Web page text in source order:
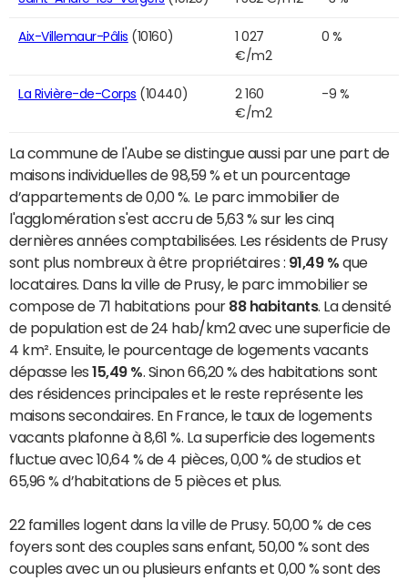
Aix-Villemaur-Pâlis (10160)
1 027
€/m2
0 %
La Rivière-de-Corps (10440)
2 160
€/m2
-9 %
La commune de l'Aube se distingue aussi par une part de
maisons individuelles de 98,59 % et un pourcentage
d’appartements de 0,00 %. Le parc immobilier de
l'agglomération s'est accru de 5,63 % sur les cinq
dernières années comptabilisées. Les résidents de Prusy
sont plus nombreux à être propriétaires : 91,49 % que
locataires. Dans la ville de Prusy, le parc immobilier se
compose de 71 habitations pour 88 habitants. La densité
de population est de 24 hab/km2 avec une superficie de
4 km². Ensuite, le pourcentage de logements vacants
dépasse les15,49 % . Sinon 66,20 % des habitations sont
des résidences principales et le reste représente les
maisons secondaires. En France, le taux de logements
vacants plafonne à 8,61 %. La superficie des logements
fluctue avec 10,64 % de 4 pièces, 0,00 % de studios et
65,96 % d’habitations de 5 pièces et plus.
22 familles logent dans la ville de Prusy. 50,00 % de ces
foyers sont des couples sans enfant, 50,00 % sont des
couples avec un ou plusieurs enfants et 0,00 % sont des